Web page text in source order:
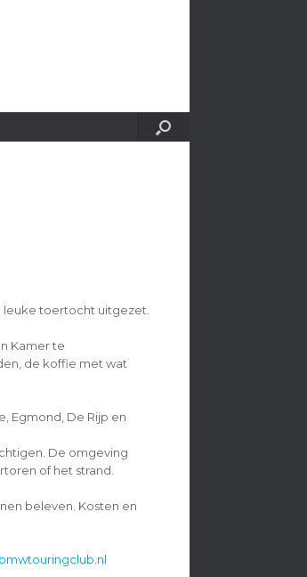
leuke toertocht uitgezet.
Kamer te
de koffie met wat
Egmond, De Rijp en
De omgeving
of het strand.
beleven. Kosten en